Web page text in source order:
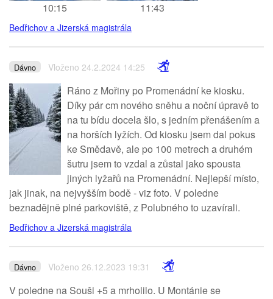
10:15 11:43
Bedřichov a Jizerská magistrála
Dávno Vloženo 24.2.2024 14:25
Ráno z Mořiny po Promenádní ke kiosku.
Díky pár cm nového sněhu a noční úpravě to
na tu bídu docela šlo, s jedním přenášením a
na horších lyžích. Od kiosku jsem dal pokus
ke Smědavě, ale po 100 metrech a druhém
šutru jsem to vzdal a zůstal jako spousta
jiných lyžařů na Promenádní. Nejlepší místo,
jak jinak, na nejvyšším bodě - viz foto. V poledne
beznadějně plné parkoviště, z Polubného to uzavírali.
Bedřichov a Jizerská magistrála
Dávno Vloženo 26.12.2023 19:31
V poledne na Souši +5 a mrholilo. U Montánie se